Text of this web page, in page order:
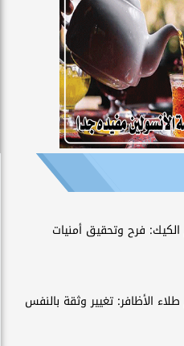
فرح وتحقيق أمنيات
الأظافر: تغيير وثقة بالنفس